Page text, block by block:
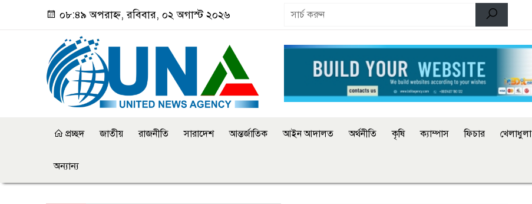
০৮:৪৯ অপরাহ্ন, রবিবার, ০২ অগাস্ট ২০২৬
প্রচ্ছদ জাতীয় রাজনীতি সারাদেশ আন্তর্জাতিক আইন আদালত অর্থনীতি কৃষি ক্যাম্পাস ফিচার খেলাধুলা
অন্যান্য